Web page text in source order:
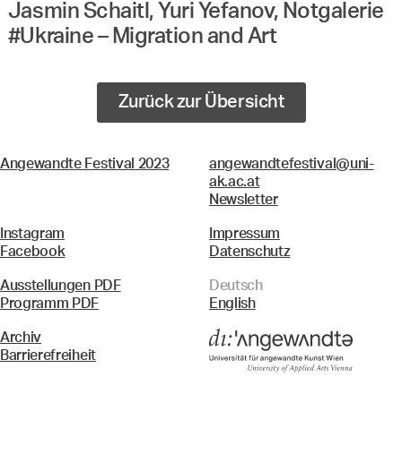
Jasmin Schaitl, Yuri Yefanov, Notgalerie
#Ukraine – Migration and Art
Zurück zur Übersicht
Angewandte Festival 2023
angewandtefestival@uni-
ak.ac.at
Newsletter
Instagram
Facebook
Impressum
Datenschutz
Ausstellungen PDF
Programm PDF
Deutsch
English
Archiv
Barrierefreiheit